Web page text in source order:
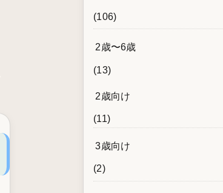
(106)
2歳〜6歳
(13)
2歳向け
(11)
3歳向け
(2)